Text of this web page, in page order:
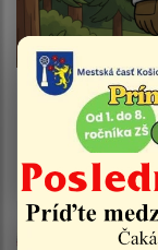
04.08.2026
Vyhlásenie
vzniku požiaru